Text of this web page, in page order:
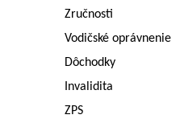
Zručnosti
Vodičské oprávnenie
Dôchodky
Invalidita
ZPS